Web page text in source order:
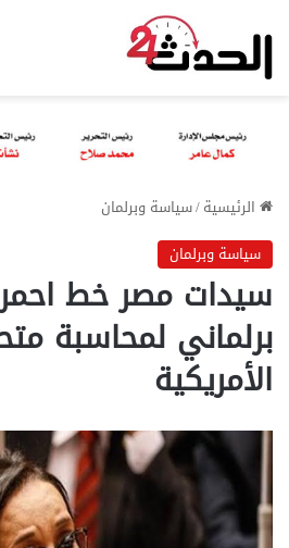
الرئيسية/سياسة وبرلمان
سياسة وبرلمان
سيدات مصر خط
برلماني لمحاسبة
الأمريكية